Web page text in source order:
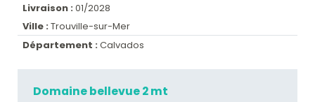
Livraison : 01/2028
Ville : Trouville-sur-Mer
Département : Calvados
Domaine bellevue 2 mt